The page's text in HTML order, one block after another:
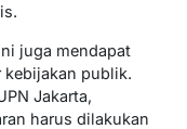
juga mendapat
kebijakan publik.
Jakarta,
harus dilakukan